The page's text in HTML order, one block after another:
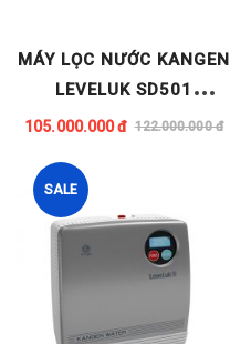
MÁY LỌC NƯỚC KANGEN
LEVELUK SD501
PLATINUM
105.000.000 đ 122.000.000 đ
SALE